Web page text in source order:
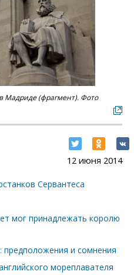
Мадриде (фрагмент). Фото
12 июня 2014
Сервантеса
мог принадлежать королю
предположения и сомнения
мореплавателя